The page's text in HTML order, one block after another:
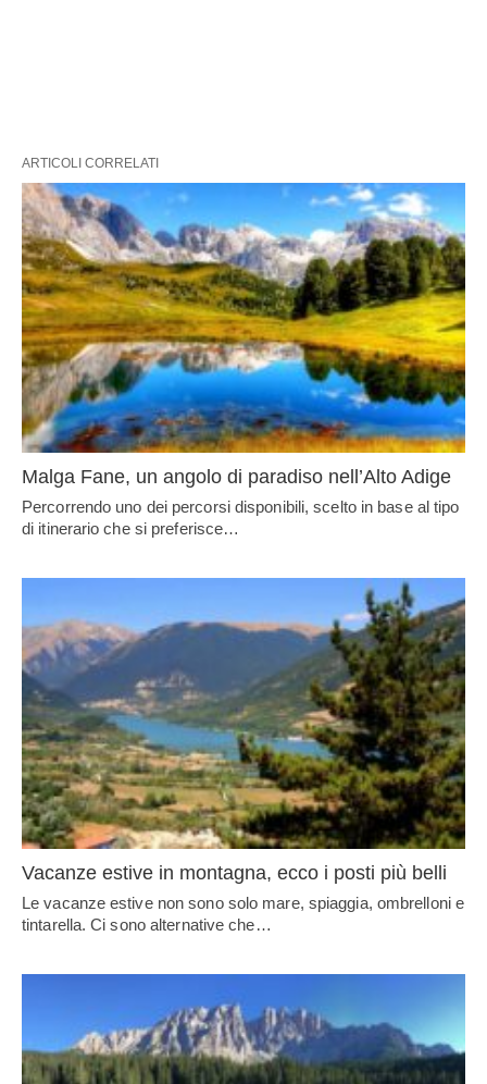
ARTICOLI CORRELATI
Malga Fane, un angolo di paradiso nell’Alto Adige
Percorrendo uno dei percorsi disponibili, scelto in base al tipo
di itinerario che si preferisce…
Vacanze estive in montagna, ecco i posti più belli
Le vacanze estive non sono solo mare, spiaggia, ombrelloni e
tintarella. Ci sono alternative che…